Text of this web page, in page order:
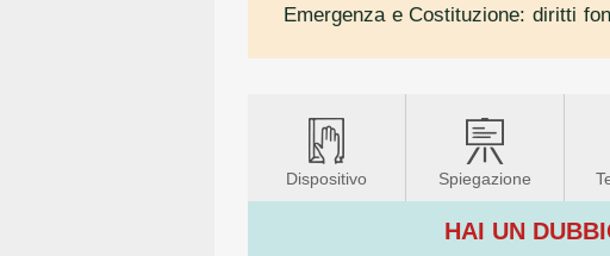
Emergenza e Costituzione: diritti
Dispositivo Spiegazione
HAI UN